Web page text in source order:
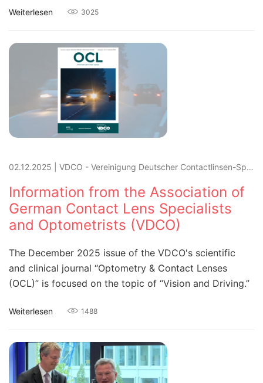
Weiterlesen 3025
02.12.2025 VDCO - Vereinigung Deutscher Contactlinsen-Spezialisten und Optometristen e.V.
Information from the Association of
German Contact Lens Specialists
and Optometrists (VDCO)
The December 2025 issue of the VDCO's scientific
and clinical journal “Optometry & Contact Lenses
(OCL)” is focused on the topic of “Vision and Driving.”
Weiterlesen 1488